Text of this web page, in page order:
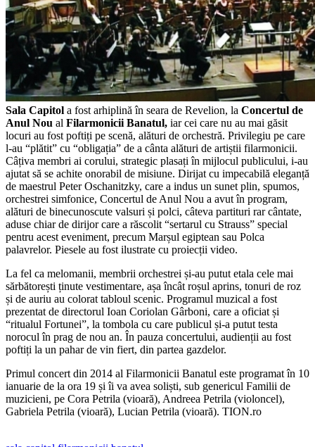
Sala Capitol a fost arhiplină în seara de Revelion, la Concertul de
Anul Nou al Filarmonicii Banatul, iar cei care nu au mai găsit
locuri au fost poftiți pe scenă, alături de orchestră. Privilegiu pe care
l-au “plătit” cu “obligația” de a cânta alături de artiștii filarmonicii.
Câțiva membri ai corului, strategic plasați în mijlocul publicului, i-au
ajutat să se achite onorabil de misiune. Dirijat cu impecabilă eleganță
de maestrul Peter Oschanitzky, care a indus un sunet plin, spumos,
orchestrei simfonice, Concertul de Anul Nou a avut în program,
alături de binecunoscute valsuri și polci, câteva partituri rar cântate,
aduse chiar de dirijor care a răscolit “sertarul cu Strauss” special
pentru acest eveniment, precum Marșul egiptean sau Polca
palavrelor. Piesele au fost ilustrate cu proiecții video.
La fel ca melomanii, membrii orchestrei și-au putut etala cele mai
sărbătorești ținute vestimentare, așa încât roșul aprins, tonuri de roz
și de auriu au colorat tabloul scenic. Programul muzical a fost
prezentat de directorul Ioan Coriolan Gârboni, care a oficiat și
“ritualul Fortunei”, la tombola cu care publicul și-a putut testa
norocul în prag de nou an. În pauza concertului, audienții au fost
poftiți la un pahar de vin fiert, din partea gazdelor.
Primul concert din 2014 al Filarmonicii Banatul este programat în 10
ianuarie de la ora 19 și îi va avea soliști, sub genericul Familii de
muzicieni, pe Cora Petrila (vioară), Andreea Petrila (violoncel),
Gabriela Petrila (vioară), Lucian Petrila (vioară). TION.ro